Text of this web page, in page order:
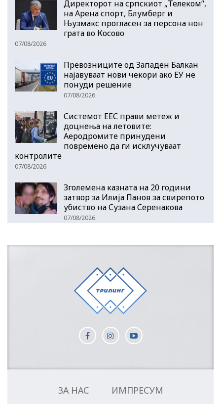
Директорот на српскиот „Телеком“,
на Арена спорт, Блумберг и
Њузмакс прогласен за персона нон
грата во Косово
07/08/2026
Превозниците од Западен Балкан
најавуваат нови чекори ако ЕУ не
понуди решение
07/08/2026
Системот ЕЕС прави метеж и
доцнења на летовите:
Аеродромите принудени
повремено да ги исклучуваат
контролите
07/08/2026
Зголемена казната на 20 години
затвор за Илија Панов за свирепото
убиство на Сузана Серенакова
07/08/2026
ЗА НАС
ИМПРЕСУМ